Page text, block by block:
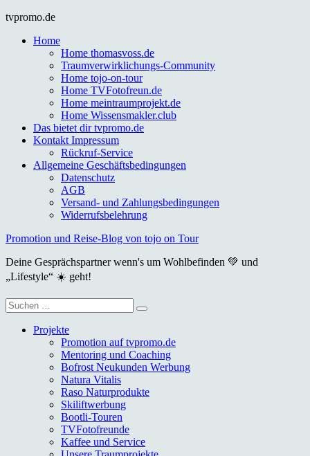
Skip
content
tvpromo.de
Home
Home thomasvoss.de
Traumverwirklichungs-Community
Home tojo-on-tour
Home TVFotofreun.de
Home meintraumprojekt.de
Home Wissensmakler.club
Das bietet dir tvpromo.de
Kontakt Impressum
Rückruf-Service
Allgemeine Geschäftsbedingungen
Datenschutz
AGB
Versand- und Zahlungsbedingungen
Widerrufsbelehrung
Promotion und Reise-Blog von tojo on Tour
Deine Gesprächspartner wenn's um Wohlbefinden 💚 und
„Lifestyle“ ☀️ geht!
Suche
nach:
Projekte
Promotion auf tvpromo.de
Mentoring und Coaching
Bofrost Neukunden Werbung
Natura Vitalis
Raso Naturprodukte
Skiliftwerbung
Bootli-Touren
TVFotofreunde
Kaffee und Service